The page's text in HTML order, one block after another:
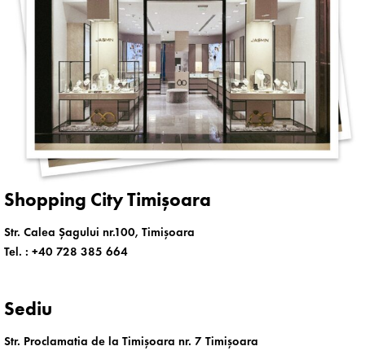
Shopping City Timișoara
Str. Calea Șagului nr.100, Timișoara
Tel. : +40 728 385 664
Sediu
Str. Proclamatia de la Timișoara nr. 7 Timișoara